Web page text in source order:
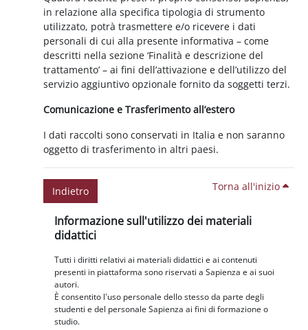
in relazione alla specifica tipologia di strumento
utilizzato, potrà trasmettere e/o ricevere i dati
personali di cui alla presente informativa – come
descritti nella sezione ‘Finalità e descrizione del
trattamento’ – ai fini dell’attivazione e dell’utilizzo del
servizio aggiuntivo opzionale fornito da soggetti terzi.
Comunicazione e Trasferimento all’estero
I dati raccolti sono conservati in Italia e non saranno
oggetto di trasferimento in altri paesi.
Indietro Torna all'inizio
Blocchi
Informazione sull'utilizzo dei materiali
didattici
Tutti i diritti relativi ai materiali didattici e ai contenuti
presenti in piattaforma sono riservati a Sapienza e ai suoi
autori.
È consentito l'uso personale dello stesso da parte degli
studenti e del personale Sapienza ai fini di formazione o
studio.